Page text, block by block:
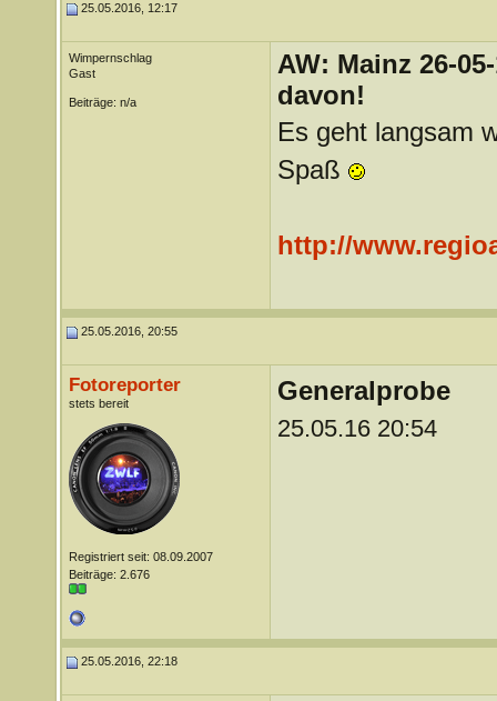
25.05.2016, 12:17
Wimpernschlag
Gast
Beiträge: n/a
AW: Mainz 26-
davon!
Es geht langsam
Spaß
http://
25.05.2016, 20:55
Fotoreporter
stets bereit
Registriert seit: 08.09.2007
Beiträge: 2.676
Generalprobe
25.05.16 20:54
25.05.2016, 22:18